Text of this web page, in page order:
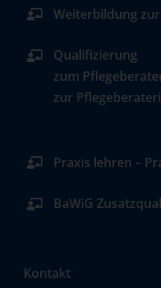
Weiterbildung
Qualifizierung
zum
zur
Praxis lehren –
BaWiG
Kontakt